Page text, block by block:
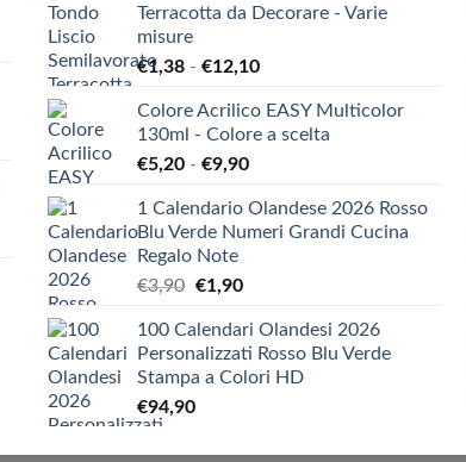
Terracotta da Decorare - Varie
misure
€1,38 - €12,10Fascia
prezzo:
da
€12,10
Colore Acrilico EASY Multicolor
130ml - Colore a scelta
€5,20 - €9,90Fascia
prezzo:
da
1 Calendario Olandese 2026 Rosso
Blu Verde Numeri Grandi Cucina
Regalo Note
€3,90 Il
originale
era:
€3,90.
€1,90Il
attuale
è:
€1,90.
100 Calendari Olandesi 2026
Personalizzati Rosso Blu Verde
Stampa a Colori HD
€94,90